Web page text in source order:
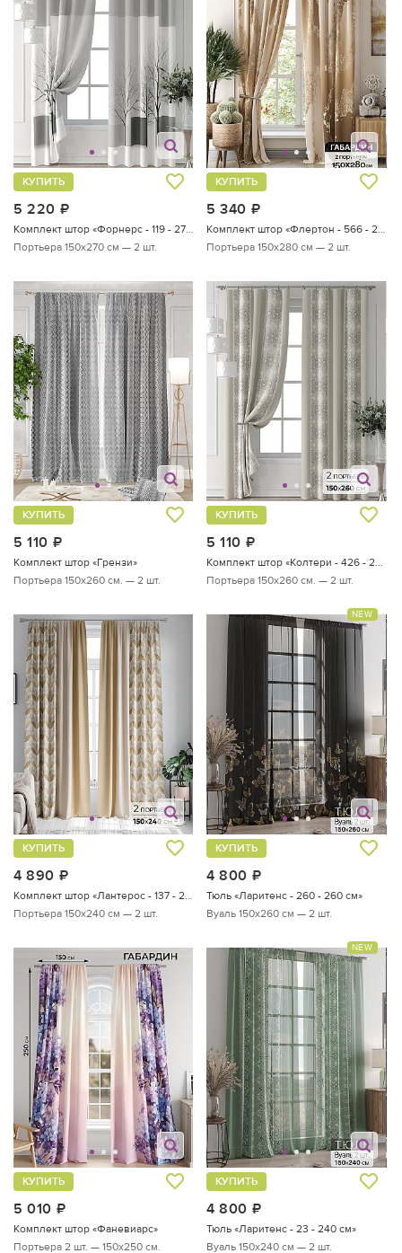
5 220
КУПИТЬ
Комплект штор «Форнерс - 119 - 270 см»
Портьера 150х270 см — 2 шт.
5 340
КУПИТЬ
Комплект штор «Флертон - 566 - 280 см»
Портьера 150х280 см — 2 шт.
5 110
КУПИТЬ
Комплект штор «Грензи»
Портьера 150х260 см. — 2 шт.
5 110
КУПИТЬ
Комплект штор «Колтери - 426 - 260 см»
Портьера 150х260 см. — 2 шт.
4 890
КУПИТЬ
Комплект штор «Лантерос - 137 - 240 см»
Портьера 150х240 см — 2 шт.
NEW
4 800
КУПИТЬ
Тюль «Ларитенс - 260 - 260 см»
Вуаль 150х260 см — 2 шт.
5 010
КУПИТЬ
Комплект штор «Фаневиарс»
Портьера 2 шт. — 150х250 см.
NEW
4 800
КУПИТЬ
Тюль «Ларитенс - 23 - 240 см»
Вуаль 150х240 см — 2 шт.